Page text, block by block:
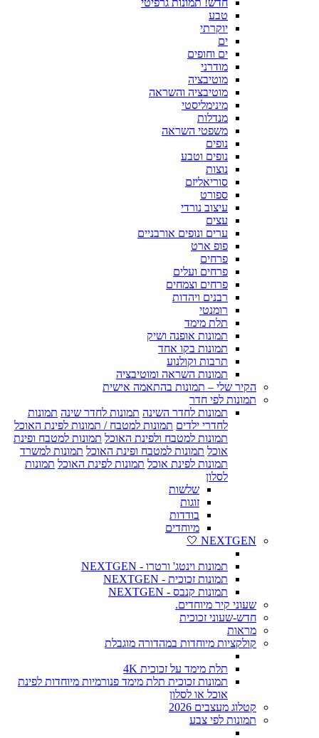
טבע
יוקרתי
ים
ים וחופים
מודרני
מוטיבציה
מוטיבציה והשראה
מינימליסטי
מנדלות
משפטי השראה
נופים
נופים וטבע
נוצות
סוריאליזם
ספורט
עיצוב נורדי
עצים
ערים ונופים אורבניים
פופ ארט
פרחים
פרחים ועלים
פרחים וצמחים
רבנים ויהדות
רומנטי
תלת מימד
תמונות אופנה ושיק
תמונות בקו אחד
תרבות וקולנוע
תמונות השראה ומוטיבציה
הקיר שלי – תמונות בהתאמה אישית
תמונות לפי חדר
תמונות לחדר השינה תמונות לחדר שינה תמונות
לחדרי ילדים תמונות למטבח / תמונות לפינת האוכל
תמונות למטבח ולפינת האוכל תמונות למטבח ופינת
אוכל תמונות למטבח ופינת האוכל תמונות למשרד
תמונות לפינת אוכל תמונות לפינת האוכל תמונות
לסלון
שלשות
זוגות
בודדות
מיוחדים
NEXTGEN 🤍
תמונות וינטג' ורטרו - NEXTGEN
תמונות זכוכית - NEXTGEN
תמונות קנבס - NEXTGEN
שעוני קיר מיוחדים.
חדש-שעוני זכוכית
מראות
קולקציות מיוחדות במהדורה מוגבלת
תלת מימד על זכוכית 4K
תמונות זכוכית תלת מימד פנורמיות מיוחדות לפינת
אוכל או לסלון
קטלוג מעצבים 2026
תמונות לפי צבע